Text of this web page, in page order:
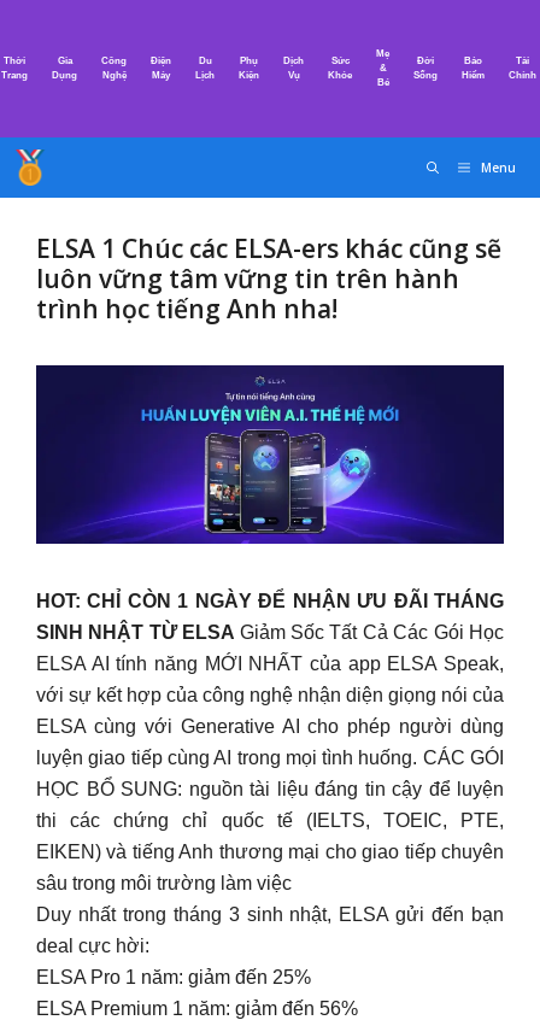
nội
Thời
Trang
Gia
Dụng
Công
Nghệ
Điện
Máy
Du
Lịch
Phụ
Kiện
Dịch
Vụ
Sức
Khỏe
Mẹ
&
Bé
Đời
Sống
Bảo
Hiểm
Tài
Chính
Menu
ELSA 1 Chúc các ELSA-ers khác cũng sẽ
luôn vững tâm vững tin trên hành
trình học tiếng Anh nha!
HOT: CHỈ CÒN 1 NGÀY ĐỂ NHẬN ƯU ĐÃI THÁNG
SINH NHẬT TỪ ELSA Giảm Sốc Tất Cả Các Gói Học
ELSA AI tính năng MỚI NHẤT của app ELSA Speak,
với sự kết hợp của công nghệ nhận diện giọng nói của
ELSA cùng với Generative AI cho phép người dùng
luyện giao tiếp cùng AI trong mọi tình huống. CÁC GÓI
HỌC BỔ SUNG: nguồn tài liệu đáng tin cậy để luyện
thi các chứng chỉ quốc tế (IELTS, TOEIC, PTE,
EIKEN) và tiếng Anh thương mại cho giao tiếp chuyên
sâu trong môi trường làm việc
Duy nhất trong tháng 3 sinh nhật, ELSA gửi đến bạn
deal cực hời:
ELSA Pro 1 năm: giảm đến 25%
ELSA Premium 1 năm: giảm đến 56%